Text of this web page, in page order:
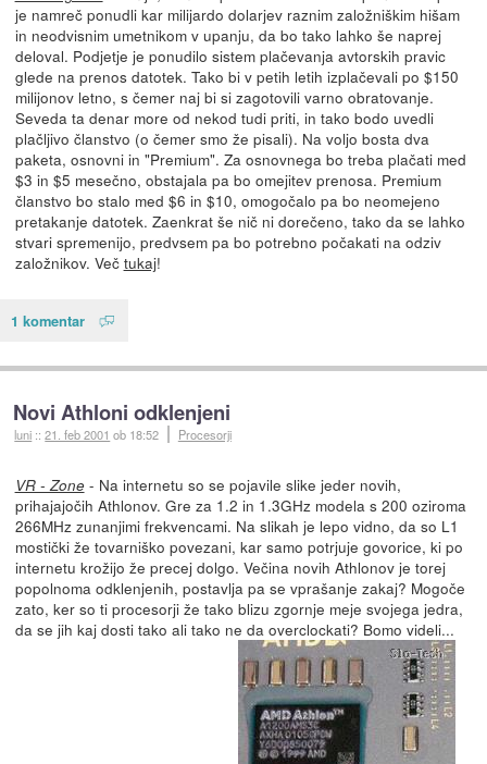
je namreč ponudli kar milijardo dolarjev raznim založniškim hišam
in neodvisnim umetnikom v upanju, da bo tako lahko še naprej
deloval. Podjetje je ponudilo sistem plačevanja avtorskih pravic
glede na prenos datotek. Tako bi v petih letih izplačevali po $150
milijonov letno, s čemer naj bi si zagotovili varno obratovanje.
Seveda ta denar more od nekod tudi priti, in tako bodo uvedli
plačljivo članstvo (o čemer smo že pisali). Na voljo bosta dva
paketa, osnovni in "Premium". Za osnovnega bo treba plačati med
$3 in $5 mesečno, obstajala pa bo omejitev prenosa. Premium
članstvo bo stalo med $6 in $10, omogočalo pa bo neomejeno
pretakanje datotek. Zaenkrat še nič ni dorečeno, tako da se lahko
stvari spremenijo, predvsem pa bo potrebno počakati na odziv
založnikov. Več tukaj!
1 komentar
Novi Athloni odklenjeni
luni ::21. feb 2001 ob 18:52 Procesorji
VR - Zone- Na internetu so se pojavile slike jeder novih,
prihajajočih Athlonov. Gre za 1.2 in 1.3GHz modela s 200 oziroma
266MHz zunanjimi frekvencami. Na slikah je lepo vidno, da so L1
mostički že tovarniško povezani, kar samo potrjuje govorice, ki po
internetu krožijo že precej dolgo. Večina novih Athlonov je torej
popolnoma odklenjenih, postavlja pa se vprašanje zakaj? Mogoče
zato, ker so ti procesorji že tako blizu zgornje meje svojega jedra,
da se jih kaj dosti tako ali tako ne da overclockati? Bomo videli...